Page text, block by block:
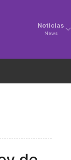
Noticias
News